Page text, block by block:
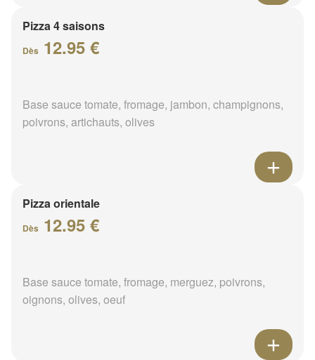
Pizza 4 saisons
Dès 12.95 €
Base sauce tomate, fromage, jambon, champignons,
poivrons, artichauts, olives
Pizza orientale
Dès 12.95 €
Base sauce tomate, fromage, merguez, poivrons,
oignons, olives, oeuf